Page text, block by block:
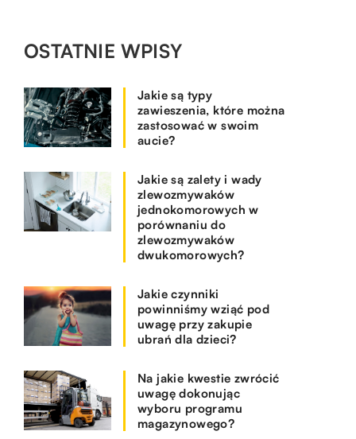
OSTATNIE WPISY
Jakie są typy
zawieszenia, które można
zastosować w swoim
aucie?
Jakie są zalety i wady
zlewozmywaków
jednokomorowych w
porównaniu do
zlewozmywaków
dwukomorowych?
Jakie czynniki
powinniśmy wziąć pod
uwagę przy zakupie
ubrań dla dzieci?
Na jakie kwestie zwrócić
uwagę dokonując
wyboru programu
magazynowego?